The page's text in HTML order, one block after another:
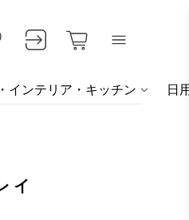
インテリア・キッチン 日
イ